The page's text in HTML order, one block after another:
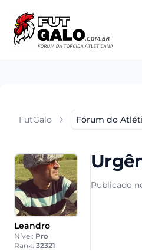
FutGalo Fórum do
Leandro
Nível: Pro
Rank: 32321
Publicado